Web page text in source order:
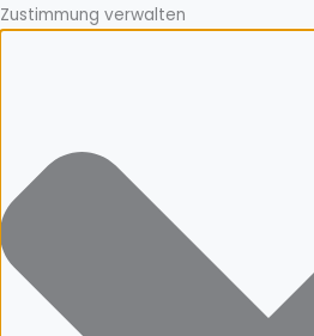
Zustimmung verwalten